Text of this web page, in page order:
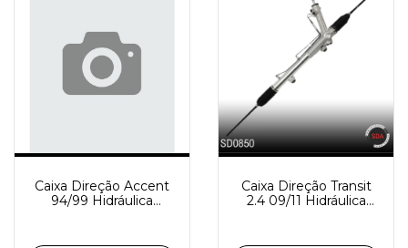
Caixa Direção Accent
94/99 Hidráulica
Caixa Direção Transit
2.4 09/11 Hidráulica